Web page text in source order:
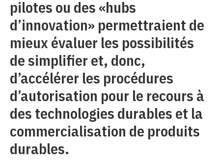
pilotes ou des «hubs
d’innovation» permettraient de
mieux évaluer les possibilités
de simplifier et, donc,
d’accélérer les procédures
d’autorisation pour le recours à
des technologies durables et la
commercialisation de produits
durables.